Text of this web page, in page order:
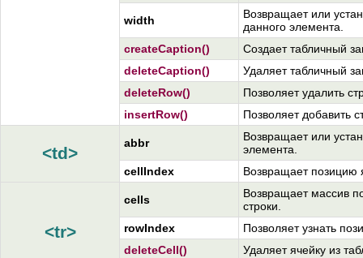
width
Возвращает или
данного элемента.
createCaption()
Создает табличный
deleteCaption()
Удаляет табличный
deleteRow()
Позволяет удалить
insertRow()
Позволяет добавить
<td>
abbr
Возвращает или
элемента.
cellIndex
Возвращает позицию
<tr>
cells
Возвращает массив
строки.
rowIndex
Позволяет узнать
deleteCell()
Удаляет ячейку из